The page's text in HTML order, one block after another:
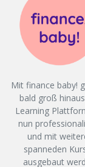
Mit finance baby!
bald groß
Learning
nun
und mit
spanneden
ausgebaut